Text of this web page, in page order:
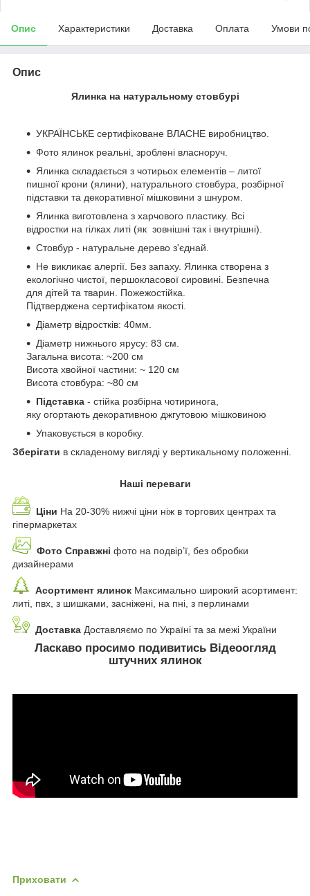
Опис Характеристики Доставка Оплата Умови
Опис
Ялинка на натуральному стовбурі
УКРАЇНСЬКЕ сертифіковане ВЛАСНЕ виробництво.
Фото ялинок реальні, зроблені власноруч.
Ялинка складається з чотирьох елементів – литої
пишної крони (ялини), натурального стовбура, розбірної
підставки та декоративної мішковини з шнуром.
Ялинка виготовлена з харчового пластику. Всі
відростки на гілках литі (як зовнішні так і внутрішні).
Стовбур - натуральне дерево з'єднай.
Не викликає алергії. Без запаху. Ялинка створена з
екологічно чистої, першокласової сировині. Безпечна
для дітей та тварин. Пожежостійка.
Підтверджена сертифікатом якості.
Діаметр відростків: 40мм.
Діаметр нижнього ярусу: 83 см.
Загальна висота: ~200 см
Висота хвойної частини: ~ 120 см
Висота стовбура: ~80 см
Підставка - стійка розбірна чотиринога,
яку огортають декоративною джгутовою мішковиною
Упаковується в коробку.
Зберігати в складеному вигляді у вертикальному положенні.
Наші переваги
Ціни На 20-30% нижчі ціни ніж в торгових центрах та
гіпермаркетах
Фото Справжні фото на подвір’ї, без обробки
дизайнерами
Асортимент ялинок Максимально широкий асортимент:
литі, пвх, з шишками, засніжені, на пні, з перлинами
Доставка Доставляємо по Україні та за межі України
Ласкаво просимо подивитись Відеоогляд
штучних ялинок
Приховати